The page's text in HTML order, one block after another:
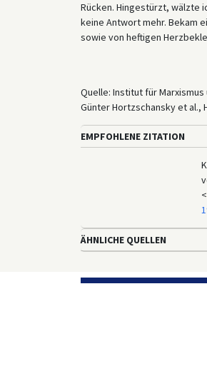
Rücken. Hingestürzt, wälzte
keine Antwort mehr. Bekam
sowie von heftigen
Quelle: Institut für
Günter Hortzschansky et al.,
EMPFOHLENE ZITATION
<
ÄHNLICHE QUELLEN